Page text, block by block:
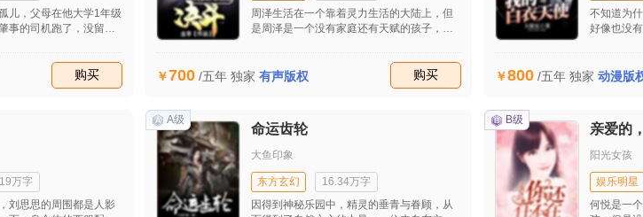
儿，父母在他大学1年级
事的司机跑了，没留下
出生的聂天行在悲痛中
，这个打击对他来说太
都是勉强过关，因为他
师也都有所了解所以考
就尽量放行了，用老师
了，本来该快乐的大学
双双离去使聂天行一直
于混到了大四了，聂天
3年多，现在要毕业了他
购买
周泽生活在一个靠着灵力生活的大陆上，但
是周泽是一个没有家庭还有天赋的孩子，而
泽，但是周泽也只能够忍受着。
700 /五年 独家 有声版权 购买
不知道为
好像也没
人家是医
一人过着
啊，反正
白衣天使
上他的工
个女人都
难说了。
800 /五年 独家 动漫版
万字
刘思思的周围都是人影
A级
命运齿轮
大鱼印象
东方玄幻
16.34万字
因得到神秘乐园中，精灵的垂青与眷顾，从
B级
亲爱的
阳光女孩
娱乐明星
何悦是一